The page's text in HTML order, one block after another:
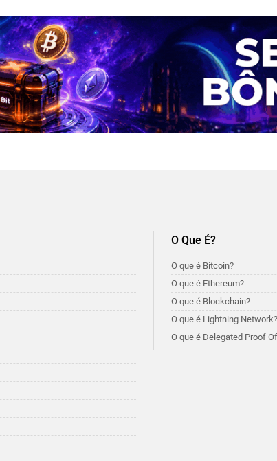
O Que É?
O que é Bitcoin?
O que é Ethereum?
O que é Blockchain?
O que é Lightning Network?
O que é Delegated Proof